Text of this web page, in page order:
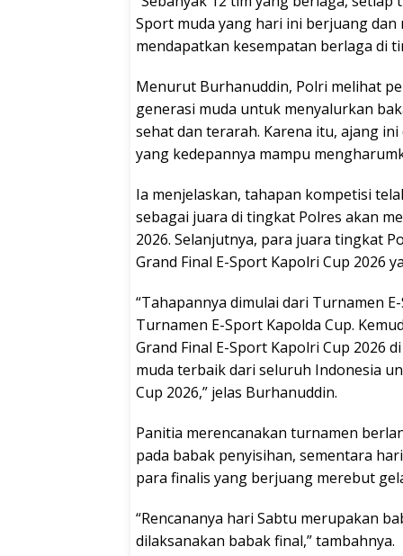
Sport muda yang hari ini berjuang
mendapatkan kesempatan berlaga di
Menurut Burhanuddin, Polri melihat
generasi muda untuk menyalurkan
sehat dan terarah. Karena itu, ajang
yang kedepannya mampu
Ia menjelaskan, tahapan kompetisi
sebagai juara di tingkat Polres akan
2026. Selanjutnya, para juara tingkat
Grand Final E-Sport Kapolri Cup 2026
“Tahapannya dimulai dari Turnamen
Turnamen E-Sport Kapolda Cup.
Grand Final E-Sport Kapolri Cup 2026
muda terbaik dari seluruh Indonesia
Cup 2026,” jelas Burhanuddin.
Panitia merencanakan turnamen
pada babak penyisihan, sementara
para finalis yang berjuang merebut
“Rencananya hari Sabtu merupakan
dilaksanakan babak final,” tambahnya.